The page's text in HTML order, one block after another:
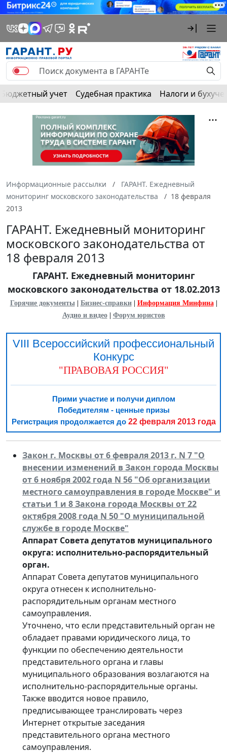
Бюджетный учет Судебная практика Налоги и
Информационные рассылки
ГАРАНТ. Ежедневный
мониторинг московского законодательства
18 февраля
2013
ГАРАНТ. Ежедневный мониторинг
московского законодательства от
18 февраля 2013
ГАРАНТ. Ежедневный мониторинг
московского законодательства от 18.02.2013
Горячие документы| Бизнес-справки| Информация Минфина|
Аудио и видео| Форум юристов
VIII Всероссийский профессиональный
Конкурс
"ПРАВОВАЯ РОССИЯ"
Прими участие и получи диплом
Победителям - ценные призы
Регистрация продолжается до 22 февраля 2013 года
Закон г. Москвы от 6 февраля 2013 г. N 7 "О
внесении изменений в Закон города Москвы
от 6 ноября 2002 года N 56 "Об организации
местного самоуправления в городе Москве" и
статьи 1 и 8 Закона города Москвы от 22
октября 2008 года N 50 "О муниципальной
службе в городе Москве"
Аппарат Совета депутатов муниципального
округа: исполнительно-распорядительный
орган.
Аппарат Совета депутатов муниципального
округа отнесен к исполнительно-
распорядительным органам местного
самоуправления.
Уточнено, что если представительный орган не
обладает правами юридического лица, то
функции по обеспечению деятельности
представительного органа и главы
муниципального образования возлагаются на
исполнительно-распорядительные органы.
Также вводится новое правило,
предписывающее транслировать через
Интернет открытые заседания
представительного органа местного
самоуправления.